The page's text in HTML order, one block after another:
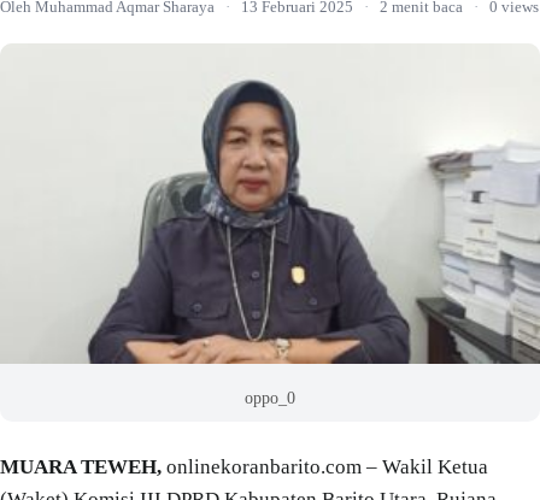
Oleh Muhammad Aqmar Sharaya · 13 Februari 2025 · 2 menit baca · 0 views
oppo_0
MUARA TEWEH, onlinekoranbarito.com – Wakil Ketua